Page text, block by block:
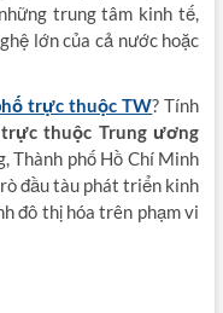
trung tâm kinh tế,
lớn của cả nước hoặc
trực thuộc TW? Tính
thuộc Trung ương
Thành phố Hồ Chí Minh
đầu tàu phát triển kinh
đô thị hóa trên phạm vi